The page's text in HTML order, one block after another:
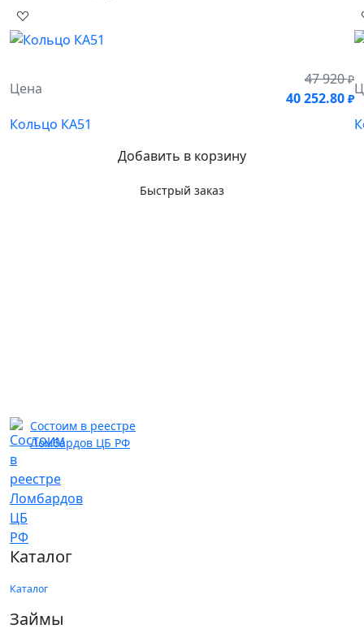
Цена
47 920₽
40 252.80 ₽
Кольцо КА51
Добавить в корзину
Быстрый заказ
Состоим в реестре
Ломбардов ЦБ РФ
Каталог
Каталог
Займы